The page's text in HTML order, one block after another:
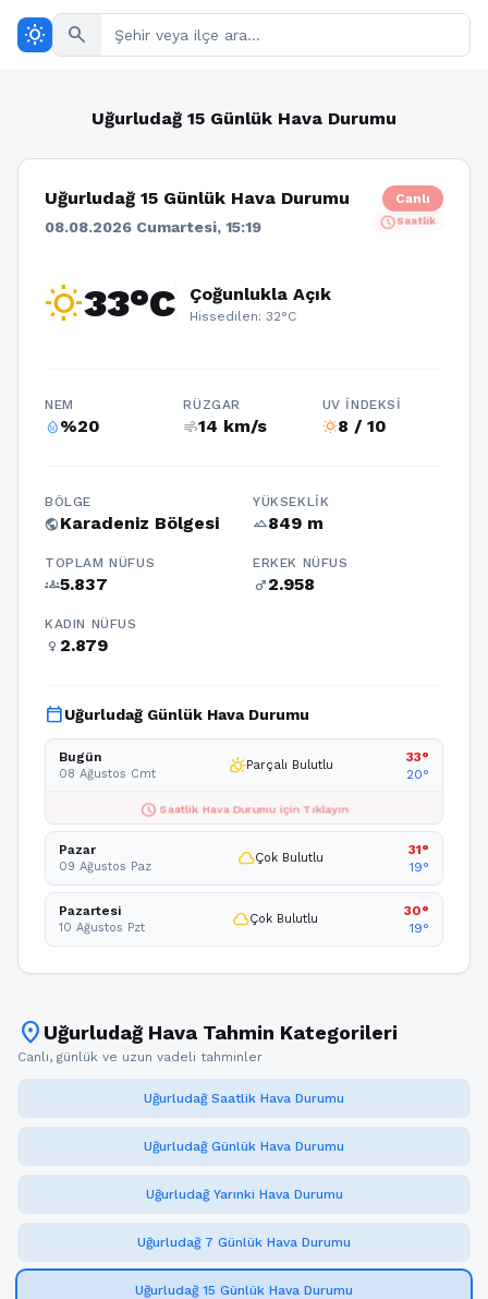
wb_sunny search
Uğurludağ 15 Günlük Hava Durumu
Uğurludağ 15 Günlük Hava Durumu
08.08.2026 Cumartesi, 15:19
Canlı
scheduleSaatlik
wb_sunny33°C Çoğunlukla Açık
Hissedilen: 32°C
NEM
humidity_percentage%20
RÜZGAR
air14 km/s
UV İNDEKSI
wb_sunny8 / 10
BÖLGE
publicKaradeniz Bölgesi
YÜKSEKLIK
terrain849 m
TOPLAM NÜFUS
groups5.837
ERKEK NÜFUS
male2.958
KADIN NÜFUS
female 2.879
calendar_todayUğurludağ Günlük Hava Durumu
Bugün
08 Ağustos Cmt partly_cloudy_dayParçalı Bulutlu
33°
20°
schedule Saatlik Hava Durumu için Tıklayın
Pazar
09 Ağustos Paz cloudÇok Bulutlu
31°
19°
Pazartesi
10 Ağustos Pzt cloudÇok Bulutlu
30°
19°
location_on Uğurludağ Hava Tahmin Kategorileri
Canlı, günlük ve uzun vadeli tahminler
Uğurludağ Saatlik Hava Durumu
Uğurludağ Günlük Hava Durumu
Uğurludağ Yarınki Hava Durumu
Uğurludağ 7 Günlük Hava Durumu
Uğurludağ 15 Günlük Hava Durumu